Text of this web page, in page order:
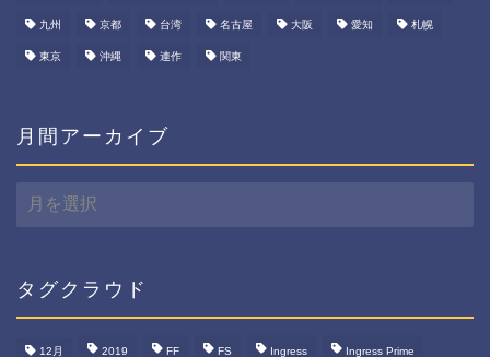
九州 京都 台湾 名古屋 大阪 愛知 札幌
東京 沖縄 連作 関東
月間アーカイブ
間
カ
タグクラウド
12月 2019 FF FS Ingress Ingress Prime